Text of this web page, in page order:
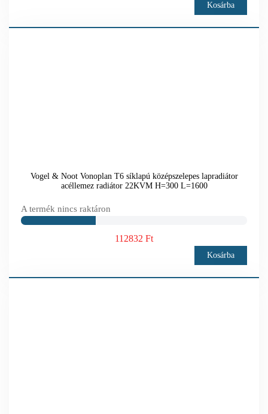
Kosárba
Vogel & Noot Vonoplan T6 síklapú középszelepes lapradiátor
acéllemez radiátor 22KVM H=300 L=1600
A termék nincs raktáron
112832 Ft
Kosárba